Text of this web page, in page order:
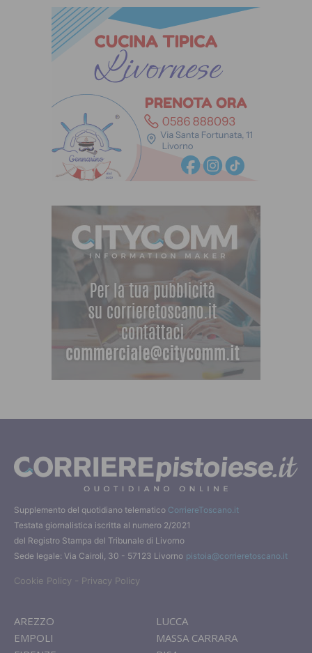
Supplemento del quotidiano telematico CorriereToscano.it
Testata giornalistica iscritta al numero 2/2021
del Registro Stampa del Tribunale di Livorno
Sede legale: Via Cairoli, 30 - 57123 Livorno pistoia@corrieretoscano.it
Cookie Policy - Privacy Policy
AREZZO
EMPOLI
LUCCA
MASSA CARRARA